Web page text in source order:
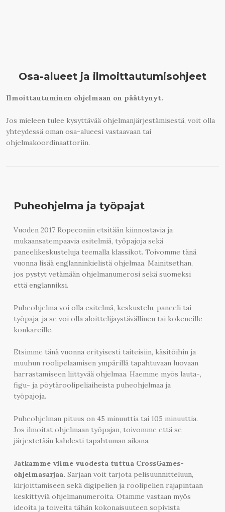
Osa-alueet ja ilmoittautumisohjeet
Ilmoittautuminen ohjelmaan on päättynyt.
Jos mieleen tulee kysyttävää ohjelmanjärjestämisestä, voit olla
yhteydessä oman osa-alueesi vastaavaan tai
ohjelmakoordinaattoriin.
Puheohjelma ja työpajat
Vuoden 2017 Ropeconiin etsitään kiinnostavia ja
mukaansatempaavia esitelmiä, työpajoja sekä
paneelikeskusteluja teemalla klassikot. Toivomme tänä
vuonna lisää englanninkielistä ohjelmaa. Mainitsethan,
jos pystyt vetämään ohjelmanumerosi sekä suomeksi
että englanniksi.
Puheohjelma voi olla esitelmä, keskustelu, paneeli tai
työpaja, ja se voi olla aloittelijaystävällinen tai kokeneille
konkareille.
Etsimme tänä vuonna erityisesti taiteisiin, käsitöihin ja
muuhun roolipelaamisen ympärillä tapahtuvaan luovaan
harrastamiseen liittyvää ohjelmaa. Haemme myös lauta-,
figu- ja pöytäroolipeliaiheista puheohjelmaa ja
työpajoja.
Puheohjelman pituus on 45 minuuttia tai 105 minuuttia.
Jos ilmoitat ohjelmaan työpajan, toivomme että se
järjestetään kahdesti tapahtuman aikana.
Jatkamme viime vuodesta tuttua CrossGames-
ohjelmasarjaa. Sarjaan voit tarjota pelisuunnitteluun,
kirjoittamiseen sekä digipelien ja roolipelien rajapintaan
keskittyviä ohjelmanumeroita. Otamme vastaan myös
ideoita ja toiveita tähän kokonaisuuteen sopivista